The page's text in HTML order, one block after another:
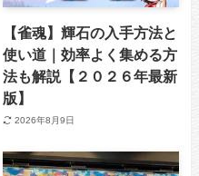
【雀魂】輝石の入手方法と
使い道｜効率よく集める方
法も解説【２０２６年最新
版】
2026年8月9日